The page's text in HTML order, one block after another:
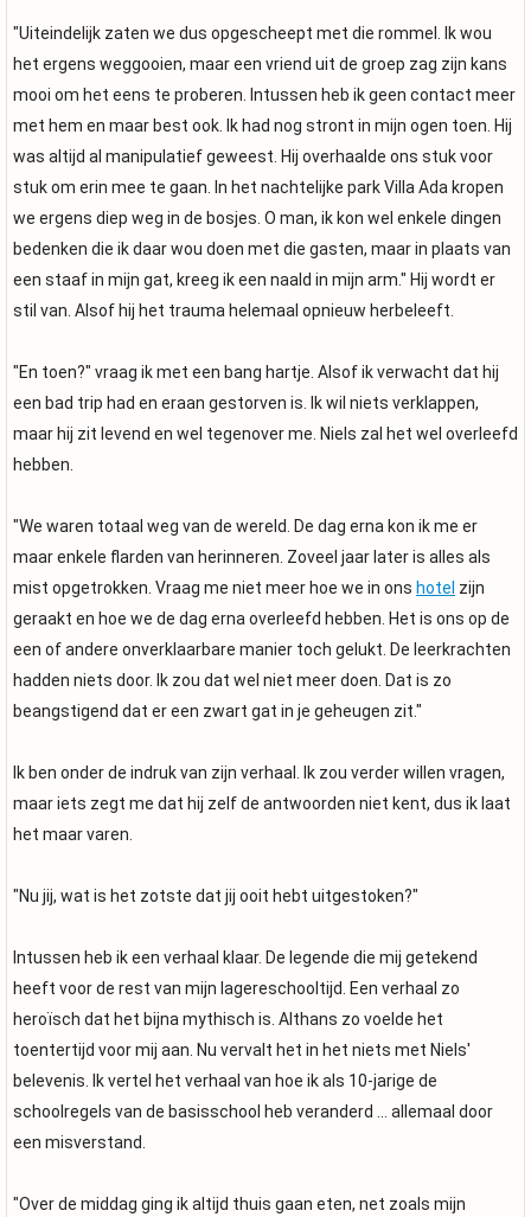
"Uiteindelijk zaten we dus opgescheept met die rommel. Ik wou
het ergens weggooien, maar een vriend uit de groep zag zijn kans
mooi om het eens te proberen. Intussen heb ik geen contact meer
met hem en maar best ook. Ik had nog stront in mijn ogen toen. Hij
was altijd al manipulatief geweest. Hij overhaalde ons stuk voor
stuk om erin mee te gaan. In het nachtelijke park Villa Ada kropen
we ergens diep weg in de bosjes. O man, ik kon wel enkele dingen
bedenken die ik daar wou doen met die gasten, maar in plaats van
een staaf in mijn gat, kreeg ik een naald in mijn arm." Hij wordt er
stil van. Alsof hij het trauma helemaal opnieuw herbeleeft.
"En toen?" vraag ik met een bang hartje. Alsof ik verwacht dat hij
een bad trip had en eraan gestorven is. Ik wil niets verklappen,
maar hij zit levend en wel tegenover me. Niels zal het wel overleefd
hebben.
"We waren totaal weg van de wereld. De dag erna kon ik me er
maar enkele flarden van herinneren. Zoveel jaar later is alles als
mist opgetrokken. Vraag me niet meer hoe we in ons hotel zijn
geraakt en hoe we de dag erna overleefd hebben. Het is ons op de
een of andere onverklaarbare manier toch gelukt. De leerkrachten
hadden niets door. Ik zou dat wel niet meer doen. Dat is zo
beangstigend dat er een zwart gat in je geheugen zit."
Ik ben onder de indruk van zijn verhaal. Ik zou verder willen vragen,
maar iets zegt me dat hij zelf de antwoorden niet kent, dus ik laat
het maar varen.
"Nu jij, wat is het zotste dat jij ooit hebt uitgestoken?"
Intussen heb ik een verhaal klaar. De legende die mij getekend
heeft voor de rest van mijn lagereschooltijd. Een verhaal zo
heroïsch dat het bijna mythisch is. Althans zo voelde het
toentertijd voor mij aan. Nu vervalt het in het niets met Niels'
belevenis. Ik vertel het verhaal van hoe ik als 10-jarige de
schoolregels van de basisschool heb veranderd … allemaal door
een misverstand.
"Over de middag ging ik altijd thuis gaan eten, net zoals mijn